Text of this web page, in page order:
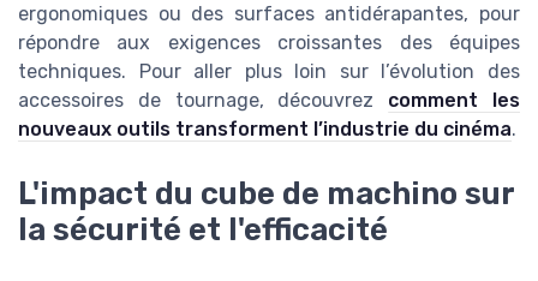
ergonomiques ou des surfaces antidérapantes, pour
répondre aux exigences croissantes des équipes
techniques. Pour aller plus loin sur l’évolution des
accessoires de tournage, découvrez comment les
nouveaux outils transforment l’industrie du cinéma.
L'impact du cube de machino sur
la sécurité et l'efficacité